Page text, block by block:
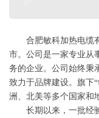
合肥敏科加热电缆
市。公司是一家专业从
务的企业。公司始终秉
致力于品牌建设。旗下
洲、北美等多个国家和
长期以来，一批经